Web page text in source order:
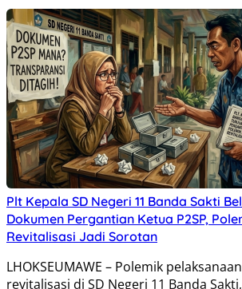
Plt Kepala SD Negeri 11 Banda Sakti
Dokumen Pergantian Ketua P2SP,
Revitalisasi Jadi Sorotan
LHOKSEUMAWE – Polemik
revitalisasi di SD Negeri 11 Banda